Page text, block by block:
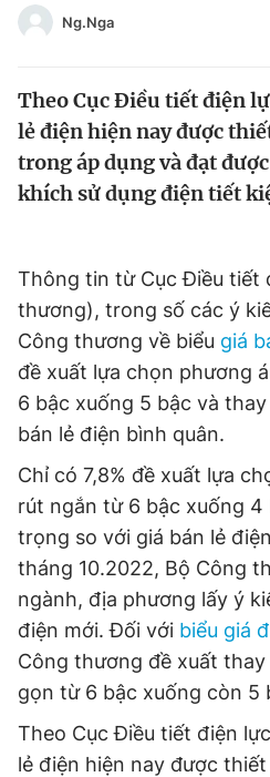
Video
Sản phẩm khác
Thông tin tòa soạn
Đọc Thanh Niên trên điện
Theo dõi báo trên
Hotline
0906 645 777
Đặt báo Quảng cáo RSS
Đăng xuất
Ng.Nga
Theo Cục Điều tiết điện
lẻ điện hiện nay được
trong áp dụng và đạt
khích sử dụng điện tiết
Thông tin từ Cục Điều tiết
thương), trong số các ý
Công thương về biểu giá
đề xuất lựa chọn phương
6 bậc xuống 5 bậc và
bán lẻ điện bình quân.
Chỉ có 7,8% đề xuất lựa
rút ngắn từ 6 bậc xuống
trọng so với giá bán lẻ
tháng 10.2022, Bộ Công
ngành, địa phương lấy ý
điện mới. Đối với biểu giá
Công thương đề xuất
gọn từ 6 bậc xuống còn 5
Theo Cục Điều tiết điện
lẻ điện hiện nay được